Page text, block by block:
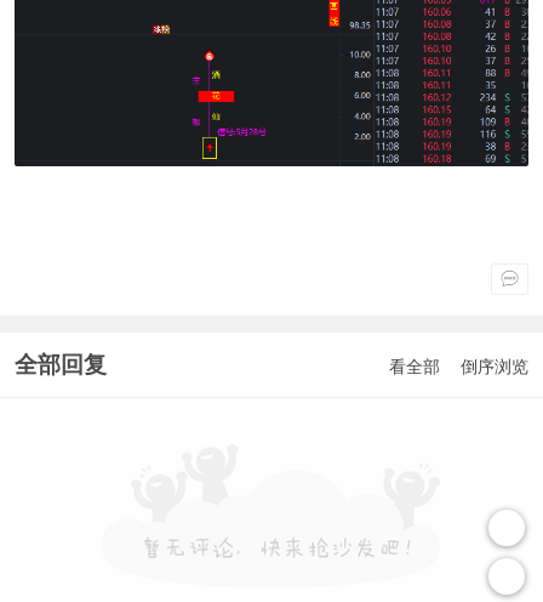
全部回复 看全部 倒序浏览